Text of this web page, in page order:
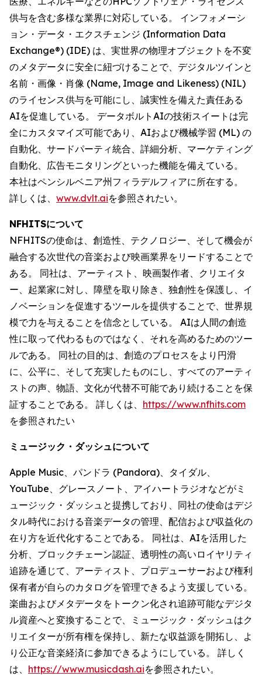
供与を含む多様な業界に対応している。 インフォメーシ
ョン・データ・エクスチェンジ (Information Data
Exchange®) (IDE) は、実世界の物理オブジェクトを不変
のメタデータに安全に紐づけることで、デジタルツインと
名前・画像・肖像 (Name, Image and Likeness) (NIL)
のライセンス供与を可能にし、誠実性を備えた責任ある
AIを促進している。 データボルトAIの技術スイートは完
全にカスタマイズ可能であり、AIおよび機械学習 (ML) の
自動化、サードパーティ統合、詳細分析、マーケティング
自動化、広告モニタリングといった機能を備えている。
本社はペンシルベニア州フィラデルフィアに所在する。
詳しくは、 www.dvlt.aiを参照されたい。
NFHITSについて
NFHITSの使命は、創造性、テクノロジー、そして機会が
融合する次世代の音楽および映画業界をリードすることで
ある。 同社は、アーティスト、映画製作者、クリエイタ
ー、起業家に対し、障壁を取り除き、独創性を保護し、イ
ノベーションを促進するツールを提供することで、世界規
模で力を与えることを信念としている。 AIは人間の創造
性に取って代わるものではなく、それを高めるためのツー
ルである。 同社の目的は、創造のプロセスをより円滑
に、公平に、そして充実したものにし、すべてのアーティ
ストの声、物語、文化が代替不可能であり続けることを保
証することである。 詳しくは、 https://www.nfhits.com
を参照されたい
ミュージック・ダッシュについて
Apple Music、パンドラ (Pandora)、タイダル、
YouTube、グレースノート、アイハートラジオなどがミ
ュージック・ダッシュと提携しており、同社の使命はデジ
タル時代における音楽データの管理、配信および収益化の
在り方を近代化することである。 同社は、AIを活用した
分析、ブロックチェーン認証、透明性の高いロイヤリティ
追跡を通じて、アーティスト、プロデューサーおよび権利
保有者が自らのカタログを管理できるよう支援している。
楽曲およびメタデータをトークン化され追跡可能なデジタ
ル資産へと変換することで、ミュージック・ダッシュはク
リエイターが所有権を保持し、新たな収益源を開拓し、よ
り公正な音楽経済に参加できるようにしている。 詳しく
は、 https://www.musicdash.aiを参照されたい。